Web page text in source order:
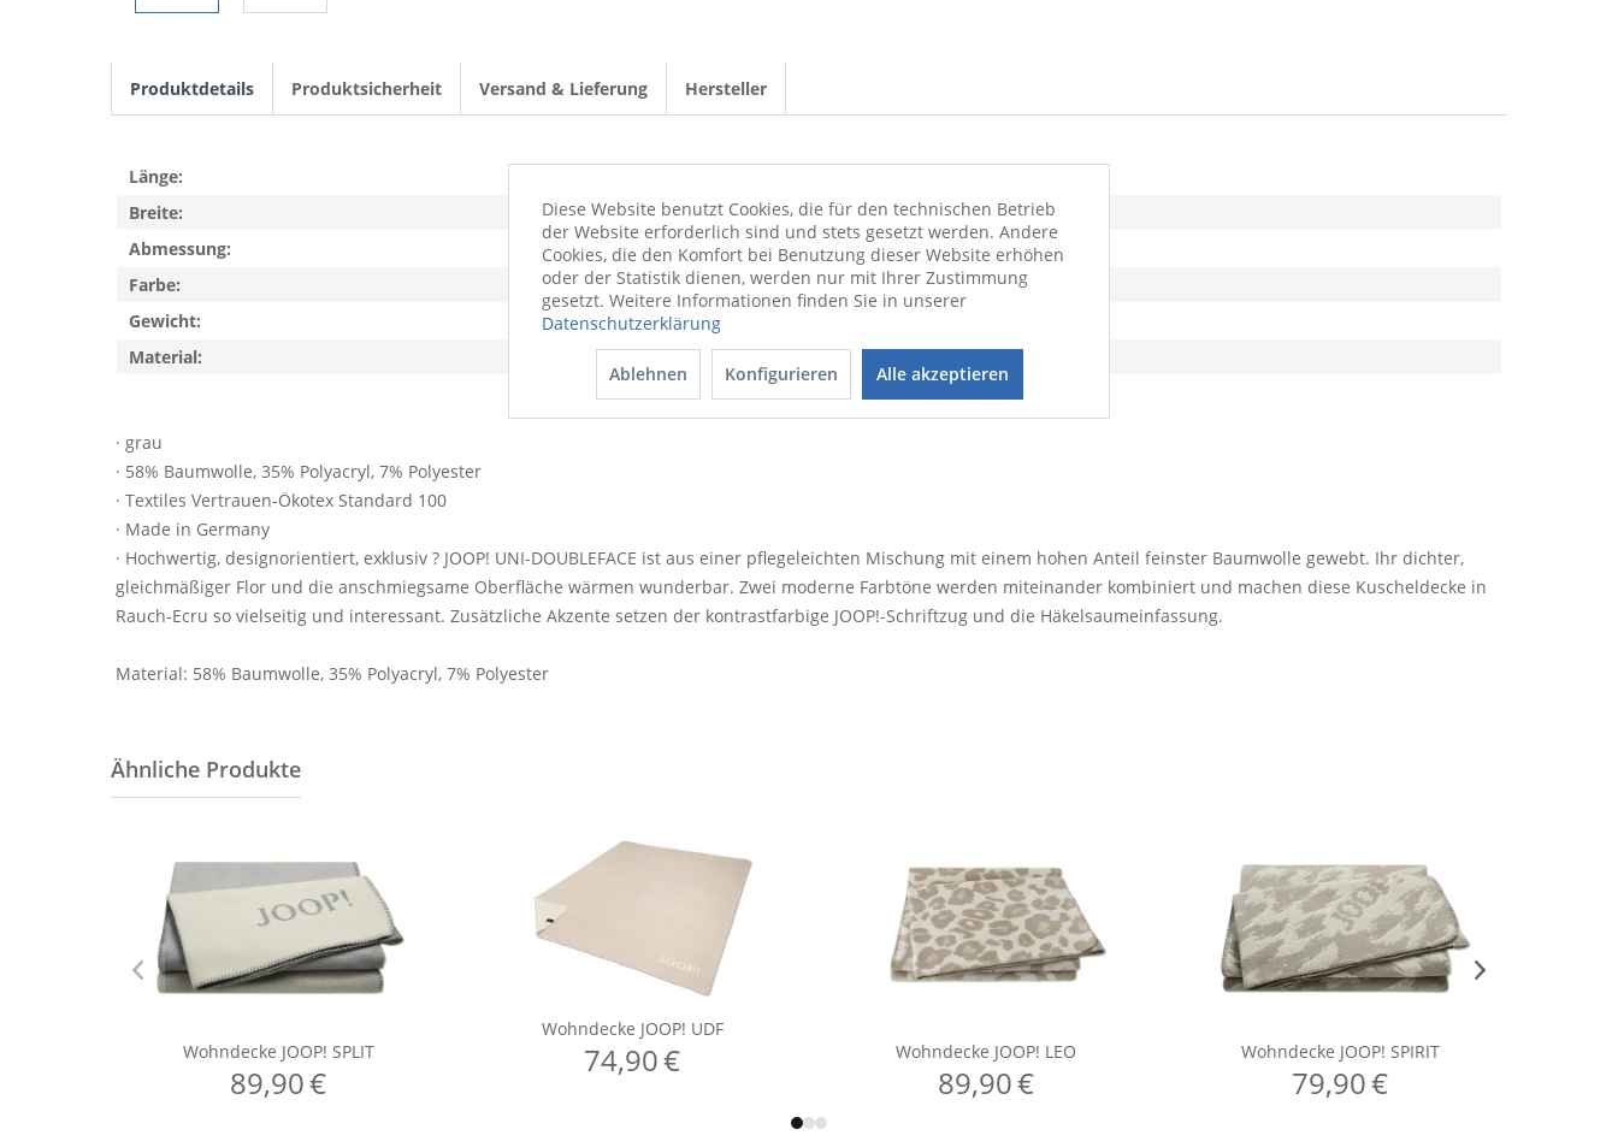
Produktdetails Produktsicherheit Versand & Lieferung Hersteller
· grau
· 58% Baumwolle, 35% Polyacryl, 7% Polyester
· Textiles Vertrauen-Ökotex Standard 100
· Made in Germany
· Hochwertig, designorientiert, exklusiv ? JOOP! UNI-DOUBLEFACE ist aus einer pflegeleichten Mischung mit einem hohen Anteil feinster Baumwolle gewebt. Ihr dichter,
gleichmäßiger Flor und die anschmiegsame Oberfläche wärmen wunderbar. Zwei moderne Farbtöne werden miteinander kombiniert und machen diese Kuscheldecke in
Rauch-Ecru so vielseitig und interessant. Zusätzliche Akzente setzen der kontrastfarbige JOOP!-Schriftzug und die Häkelsaumeinfassung.
Material: 58% Baumwolle, 35% Polyacryl, 7% Polyester
Länge:
Breite:
150 cm
Abmessung:
BL 150x200 cm
Farbe:
grau
Gewicht:
1,34 kg
Material:
Mischgewebe
Diese Website benutzt Cookies, die für den technischen Betrieb
der Website erforderlich sind und stets gesetzt werden. Andere
Cookies, die den Komfort bei Benutzung dieser Website erhöhen
oder der Statistik dienen, werden nur mit Ihrer Zustimmung
gesetzt. Weitere Informationen finden Sie in unserer
Datenschutzerklärung
Ablehnen Konfigurieren Alle akzeptieren